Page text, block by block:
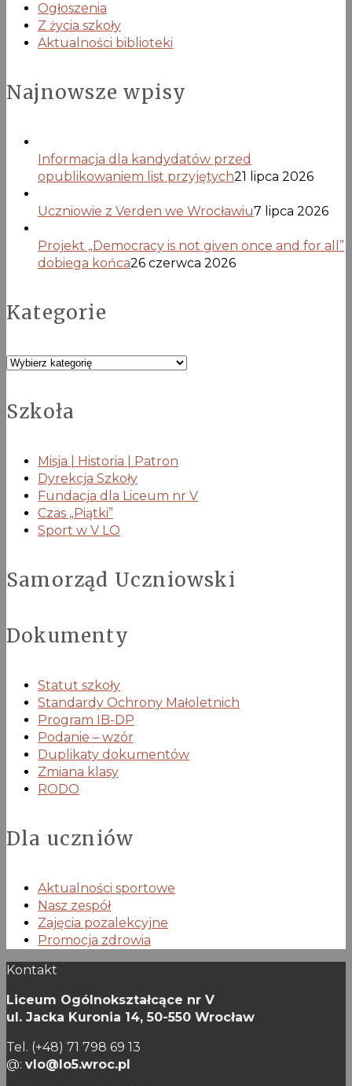
Ogłoszenia
Z życia szkoły
Aktualności biblioteki
Najnowsze wpisy
Informacja dla kandydatów przed
opublikowaniem list przyjętych21 lipca 2026
Uczniowie z Verden we Wrocławiu7 lipca 2026
Projekt „Democracy is not given once and for all”
dobiega końca26 czerwca 2026
Kategorie
Kategorie
Szkoła
Misja | Historia | Patron
Dyrekcja Szkoły
Fundacja dla Liceum nr V
Czas „Piątki”
Sport w V LO
Samorząd Uczniowski
Dokumenty
Statut szkoły
Standardy Ochrony Małoletnich
Program IB-DP
Podanie – wzór
Duplikaty dokumentów
Zmiana klasy
RODO
Dla uczniów
Aktualności sportowe
Nasz zespół
Zajęcia pozalekcyjne
Promocja zdrowia
Kontakt
Liceum Ogólnokształcące nr V
ul. Jacka Kuronia 14, 50-550 Wrocław
Tel. (+48) 71 798 69 13
@: vlo@lo5.wroc.pl